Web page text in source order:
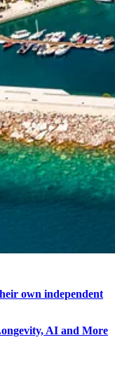
own independent
AI and More